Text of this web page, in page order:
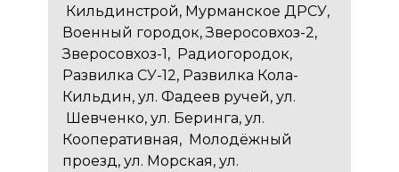
Кильдинстрой, Мурманское ДРСУ,
Военный городок, Зверосовхоз-2,
Зверосовхоз-1, Радиогородок,
Развилка СУ-12, Развилка Кола-
Кильдин, ул. Фадеев ручей, ул.
Шевченко, ул. Беринга, ул.
Кооперативная, Молодёжный
проезд, ул. Морская, ул.